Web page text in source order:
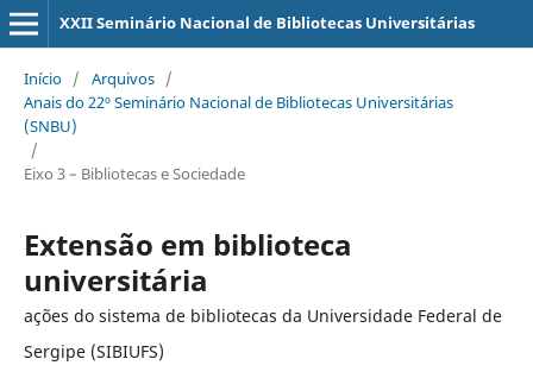
XXII Seminário Nacional de Bibliotecas Universitárias
Início / Arquivos /
Anais do 22º Seminário Nacional de Bibliotecas Universitárias
(SNBU)
/
Eixo 3 – Bibliotecas e Sociedade
Extensão em biblioteca
universitária
ações do sistema de bibliotecas da Universidade Federal de
Sergipe (SIBIUFS)